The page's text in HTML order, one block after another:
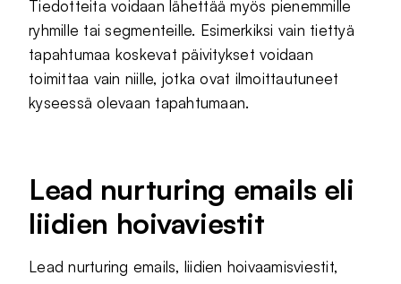
Tiedotteita voidaan lähettää myös pienemmille
ryhmille tai segmenteille. Esimerkiksi vain tiettyä
tapahtumaa koskevat päivitykset voidaan
toimittaa vain niille, jotka ovat ilmoittautuneet
kyseessä olevaan tapahtumaan.
Lead nurturing emails eli
liidien hoivaviestit
Lead nurturing emails, liidien hoivaamisviestit,